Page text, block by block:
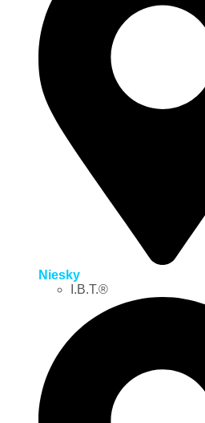
Niesky
I.B.T.®